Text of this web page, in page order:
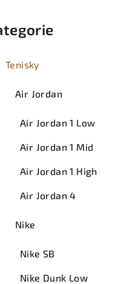
Tenisky
Air Jordan
Air Jordan 1 Low
Air Jordan 1 Mid
Air Jordan 1 High
Air Jordan 4
Nike
Nike SB
Nike Dunk Low